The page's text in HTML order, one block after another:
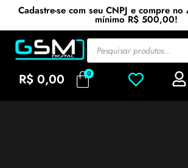
Cadastre-se com seu CNPJ e compre
mínimo R$ 500,00!
R$ 0,00